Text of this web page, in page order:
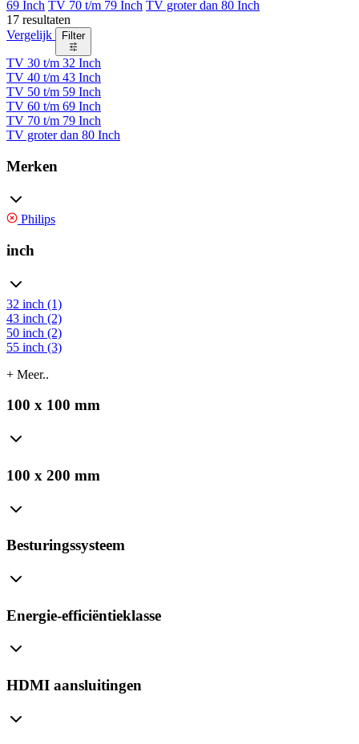
69 Inch TV 70 t/m 79 Inch TV groter dan 80 Inch
17 resultaten
Vergelijk
Filter
TV 30 t/m 32 Inch
TV 40 t/m 43 Inch
TV 50 t/m 59 Inch
TV 60 t/m 69 Inch
TV 70 t/m 79 Inch
TV groter dan 80 Inch
Merken
Philips
inch
32 inch (1)
43 inch (2)
50 inch (2)
55 inch (3)
+ Meer..
100 x 100 mm
100 x 200 mm
Besturingssysteem
Energie-efficiëntieklasse
HDMI aansluitingen